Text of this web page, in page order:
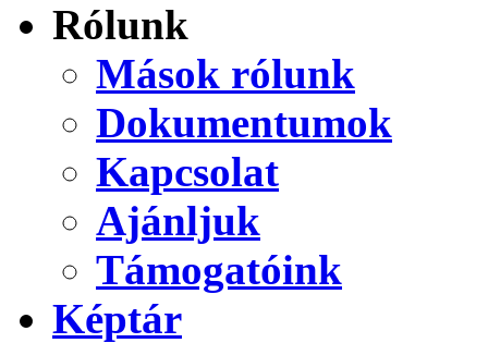
Rólunk
Mások rólunk
Dokumentumok
Kapcsolat
Ajánljuk
Támogatóink
Képtár